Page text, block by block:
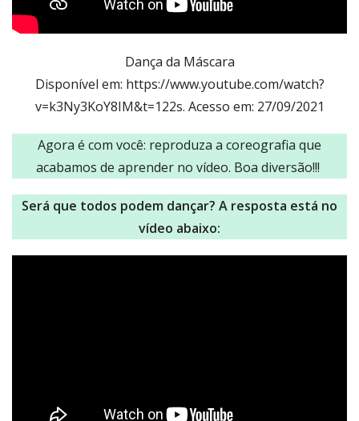
Dança da Máscara
Disponível em: https://www.youtube.com/watch?
v=k3Ny3KoY8IM&t=122s. Acesso em: 27/09/2021
Agora é com você: reproduza a coreografia que
acabamos de aprender no vídeo. Boa diversão!!!
Será que todos podem dançar? A resposta está no
vídeo abaixo: